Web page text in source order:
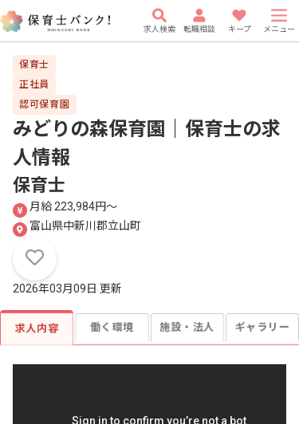
求人検索 転職相談 キープ メニュー
保育士
正社員
認可保育園
みどりの森保育園｜保育士の求
人情報
保育士
月給 223,984円〜
富山県中新川郡立山町
2026年03月09日 更新
求人内容 働く環境 施設・法人 ギャラリー